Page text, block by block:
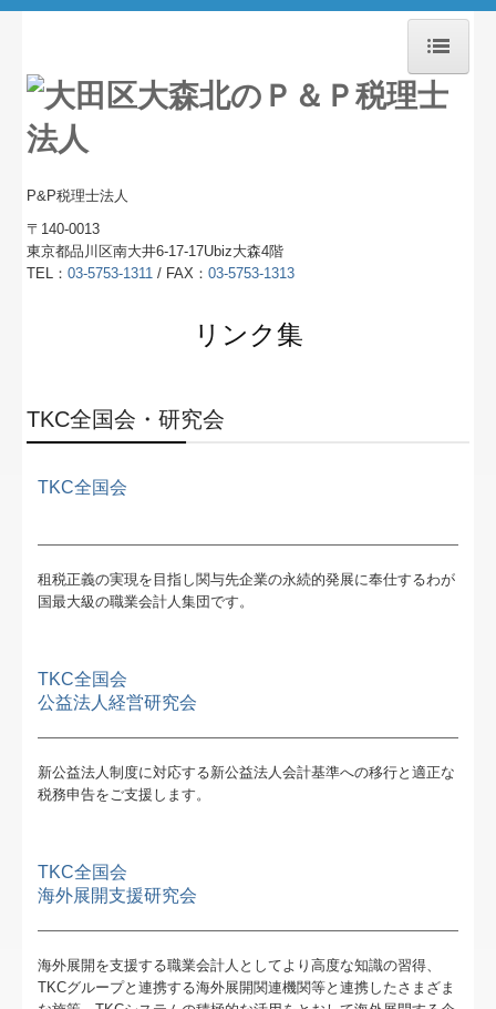
ホーム
事務所紹介
経営理念
交通案内
FX4クラウド
グループ通算（有利・不利）判定
補助金・助成金・融資情報
関与先向け融資商品ご紹介
TKCシステムQ&A
経営改善オンデマンド講座
コンサルティング業務
個人情報保護方針
P&P税理士法人
〒140-0013
東京都品川区南大井6-17-17Ubiz大森4階
TEL：03-5753-1311 / FAX：03-5753-1313
リンク集
TKC全国会・研究会
TKC全国会
租税正義の実現を目指し関与先企業の永続的発展に奉仕するわが
国最大級の職業会計人集団です。
TKC全国会
公益法人経営研究会
新公益法人制度に対応する新公益法人会計基準への移行と適正な
税務申告をご支援します。
TKC全国会
海外展開支援研究会
海外展開を支援する職業会計人としてより高度な知識の習得、
TKCグループと連携する海外展開関連機関等と連携したさまざま